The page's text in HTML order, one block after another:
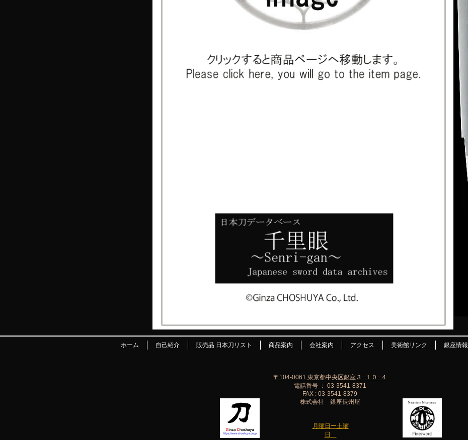
ホーム 自己紹介 販売品 日本刀リスト 商品案内 会社案内 アクセス 美術館リンク 銀座情報
月曜日ー土曜
日
〒104-0061 東京都中央区銀座３−１０−４
電話番号 ： 03-3541-8371
FAX : 03-3541-8379
株式会社 銀座長州屋